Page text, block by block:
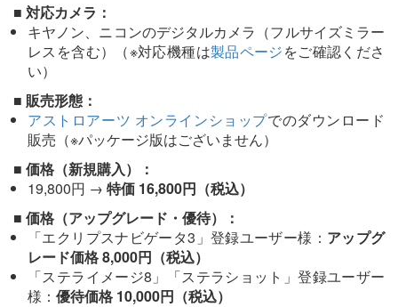
■ 対応カメラ：
キヤノン、ニコンのデジタルカメラ（フルサイズミラー
レスを含む）（※対応機種は製品ページをご確認くださ
い）
■ 販売形態：
アストロアーツ オンラインショップでのダウンロード
販売（※パッケージ版はございません）
■ 価格（新規購入）：
19,800円 → 特価 16,800円（税込）
■ 価格（アップグレード・優待）：
「エクリプスナビゲータ3」登録ユーザー様： アップグ
レード価格 8,000円（税込）
「ステライメージ8」「ステラショット」登録ユーザー
様： 優待価格 10,000円（税込）